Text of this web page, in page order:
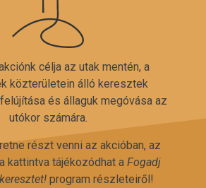
célja az utak mentén, a
közterületein álló keresztek
és állaguk megóvása az
utókor számára.
részt venni az akcióban, az
kattintva tájékozódhat a Fogadj
program részleteiről!